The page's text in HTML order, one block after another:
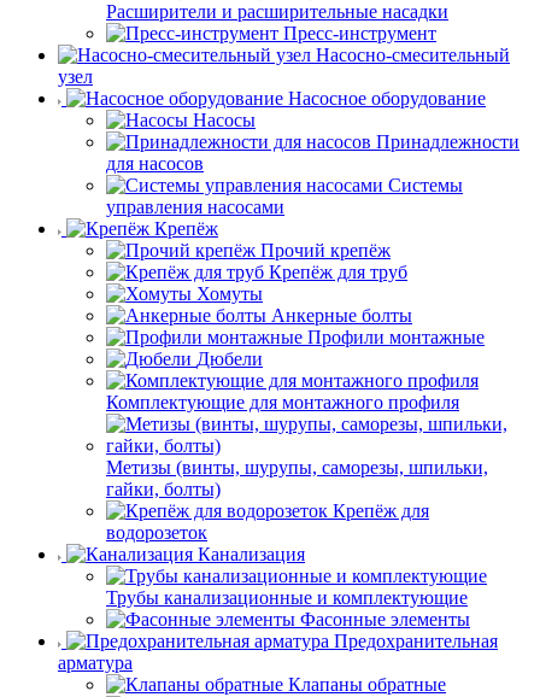
Расширители и расширительные насадки
Пресс-инструмент
Насосно-смесительный
узел
Насосное оборудование
Насосы
Принадлежности
для насосов
Системы
управления насосами
Крепёж
Прочий крепёж
Крепёж для труб
Хомуты
Анкерные болты
Профили монтажные
Дюбели
Комплектующие для монтажного профиля
Метизы (винты, шурупы, саморезы, шпильки,
гайки, болты)
Крепёж для
водорозеток
Канализация
Трубы канализационные и комплектующие
Фасонные элементы
Предохранительная
арматура
Клапаны обратные